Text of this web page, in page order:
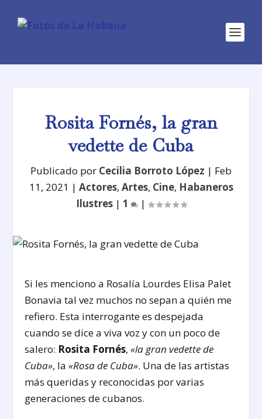
Rosita Fornés, la gran
vedette de Cuba
Publicado por Cecilia Borroto López | Feb
11, 2021 | Actores, Artes, Cine, Habaneros
Ilustres| 1 |
Si les menciono a Rosalía Lourdes Elisa Palet
Bonavia tal vez muchos no sepan a quién me
refiero. Esta interrogante es despejada
cuando se dice a viva voz y con un poco de
salero: Rosita Fornés,«la gran vedette de
Cuba», la«Rosa de Cuba». Una de las artistas
más queridas y reconocidas por varias
generaciones de cubanos.